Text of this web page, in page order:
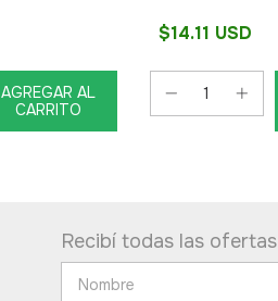
AGREGAR AL
CARRITO
$14.11 USD
Recibí todas las ofertas